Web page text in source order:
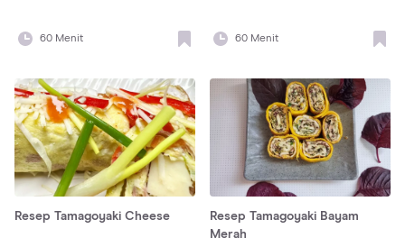
60 Menit 60 Menit
Resep Tamagoyaki Cheese
Resep Tamagoyaki Bayam
Merah